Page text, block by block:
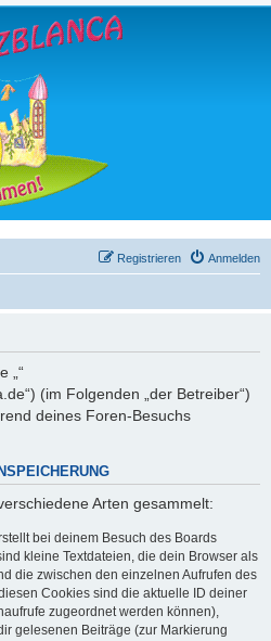
Anmelden
Registrieren
„“
(im Folgenden „der Betreiber“)
deines Foren-Besuchs
Arten gesammelt:
bei deinem Besuch des Boards
kleine Textdateien, die dein Browser als
die zwischen den einzelnen Aufrufen des
Cookies sind die aktuelle ID deiner
zugeordnet werden können),
gelesenen Beiträge (zur Markierung